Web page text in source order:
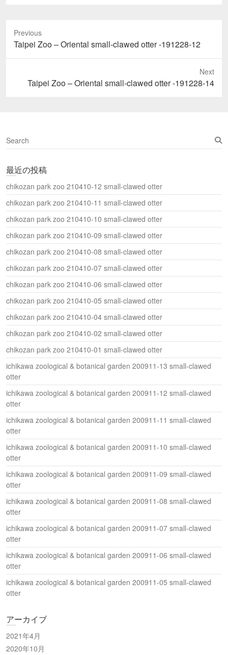
t
e
で
(
新
き
す
)
Previous
Previous
post:
Taipei Zoo – Oriental small-clawed otter -191228-12
Next
NextTaipei Zoo – Oriental small-clawed otter -191228-14
S
e
r
h
最近の投稿
chikozan park zoo 210410-12 small-clawed otter
chikozan park zoo 210410-11 small-clawed otter
chikozan park zoo 210410-10 small-clawed otter
chikozan park zoo 210410-09 small-clawed otter
chikozan park zoo 210410-08 small-clawed otter
chikozan park zoo 210410-07 small-clawed otter
chikozan park zoo 210410-06 small-clawed otter
chikozan park zoo 210410-05 small-clawed otter
chikozan park zoo 210410-04 small-clawed otter
chikozan park zoo 210410-02 small-clawed otter
chikozan park zoo 210410-01 small-clawed otter
ichikawa zoological & botanical garden 200911-13 small-clawed
otter
ichikawa zoological & botanical garden 200911-12 small-clawed
otter
ichikawa zoological & botanical garden 200911-11 small-clawed
otter
ichikawa zoological & botanical garden 200911-10 small-clawed
otter
ichikawa zoological & botanical garden 200911-09 small-clawed
otter
ichikawa zoological & botanical garden 200911-08 small-clawed
otter
ichikawa zoological & botanical garden 200911-07 small-clawed
otter
ichikawa zoological & botanical garden 200911-06 small-clawed
otter
ichikawa zoological & botanical garden 200911-05 small-clawed
otter
アーカイブ
2021年4月
2020年10月